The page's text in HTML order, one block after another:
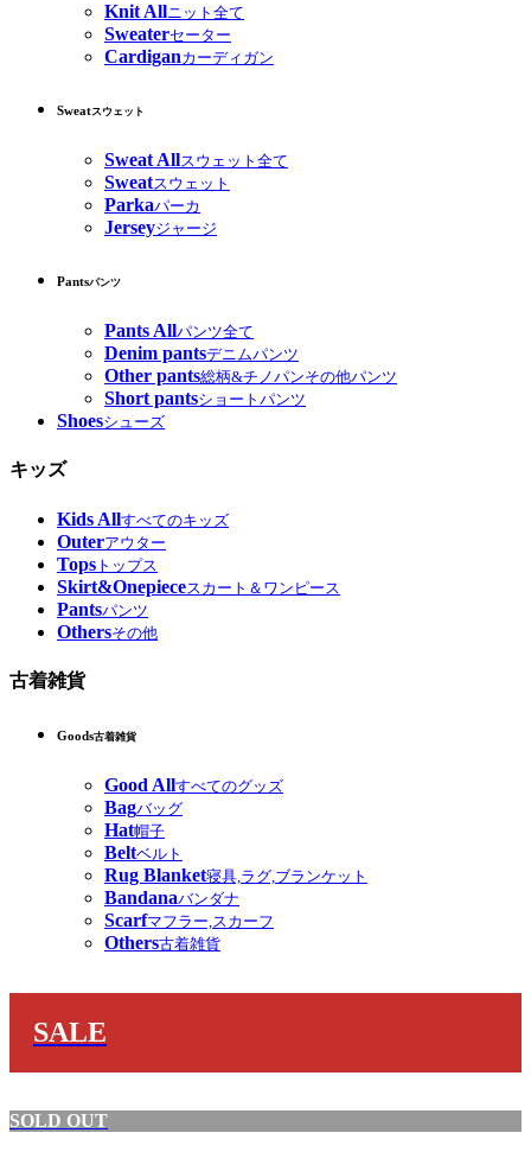
Knit Allニット全て
Sweaterセーター
Cardiganカーディガン
Sweatスウェット
Sweat Allスウェット全て
Sweatスウェット
Parkaパーカ
Jerseyジャージ
Pantsパンツ
Pants Allパンツ全て
Denim pantsデニムパンツ
Other pants総柄&チノパンその他パンツ
Short pantsショートパンツ
Shoesシューズ
キッズ
Kids Allすべてのキッズ
Outerアウター
Tops トップス
Skirt&Onepieceスカート＆ワンピース
Pantsパンツ
Othersその他
古着雑貨
Goods古着雑貨
Good Allすべてのグッズ
Bagバッグ
Hat帽子
Beltベルト
Rug Blanket寝具,ラグ,ブランケット
Bandanaバンダナ
Scarfマフラー,スカーフ
Others古着雑貨
SALE
SOLD OUT